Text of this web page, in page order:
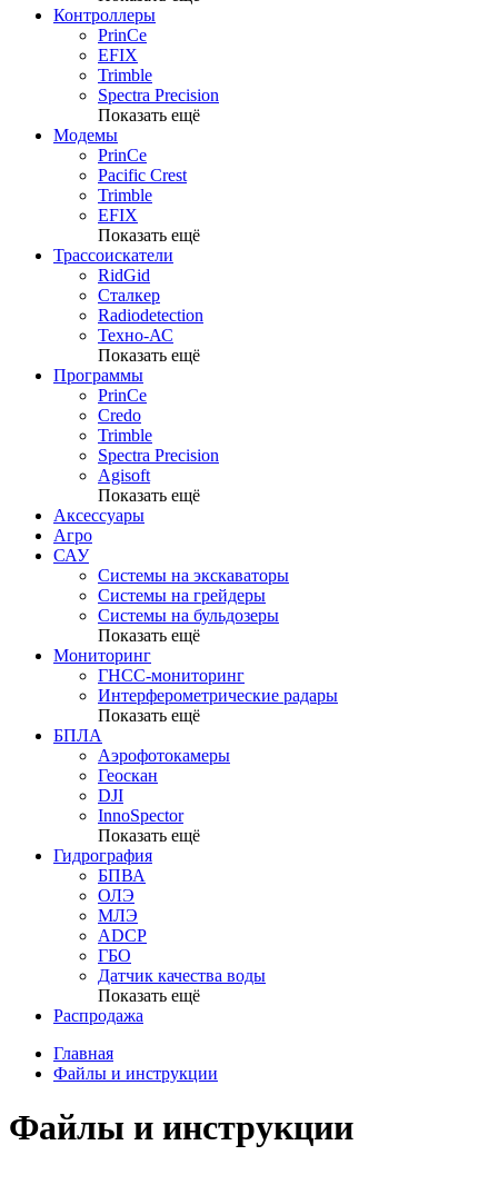
Контроллеры
PrinCe
EFIX
Trimble
Spectra Precision
Показать ещё
Модемы
PrinCe
Pacific Crest
Trimble
EFIX
Показать ещё
Трассоискатели
RidGid
Сталкер
Radiodetection
Техно-АС
Показать ещё
Программы
PrinCe
Credo
Trimble
Spectra Precision
Agisoft
Показать ещё
Аксессуары
Агро
САУ
Системы на экскаваторы
Системы на грейдеры
Системы на бульдозеры
Показать ещё
Мониторинг
ГНСС-мониторинг
Интерферометрические радары
Показать ещё
БПЛА
Аэрофотокамеры
Геоскан
DJI
InnoSpector
Показать ещё
Гидрография
БПВА
ОЛЭ
МЛЭ
ADCP
ГБО
Датчик качества воды
Показать ещё
Распродажа
Главная
Файлы и инструкции
Файлы и инструкции